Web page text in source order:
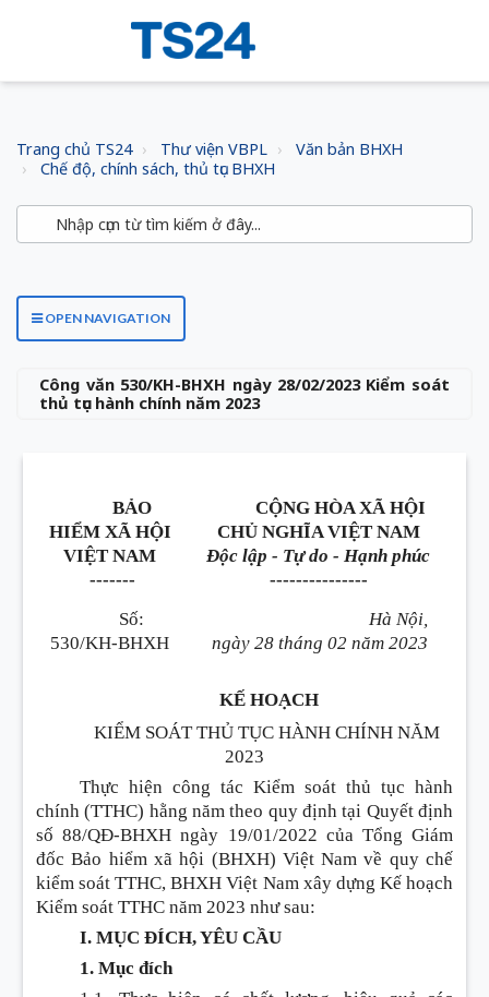
Trang chủ TS24 Thư viện VBPL
Văn bản BHXH
Chế độ, chính sách, thủ tục BHXH
OPEN NAVIGATION
Công văn 530/KH-BHXH ngày 28/02/2023 Kiểm soát
thủ tục hành chính năm 2023
BẢO
HIỂM XÃ HỘI
VIỆT NAM
-------
CỘNG HÒA XÃ HỘI
CHỦ NGHĨA VIỆT NAM
Độc lập - Tự do - Hạnh phúc
---------------
Số:
530/KH-BHXH
Hà Nội,
ngày 28tháng 02 năm 2023
KẾ HOẠCH
KIỂM SOÁT THỦ TỤC HÀNH CHÍNH NĂM
2023
Thực hiện công tác Kiểm soát thủ tục hành
chính (TTHC) hằng năm theo quy định tại Quyết định
số 88/QĐ-BHXH ngày 19/01/2022 của Tổng Giám
đốc Bảo hiểm xã hội (BHXH) Việt Nam về quy chế
kiểm soát TTHC, BHXH Việt Nam xây dựng Kế hoạch
Kiểm soát TTHC năm 2023 như sau:
I. MỤC ĐÍCH, YÊU CẦU
1. Mục đích